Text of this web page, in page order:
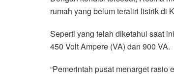
rumah yang belum teraliri listrik di
Seperti yang telah diketahui saat
450 Volt Ampere (VA) dan 900 VA.
“Pemerintah pusat menarget